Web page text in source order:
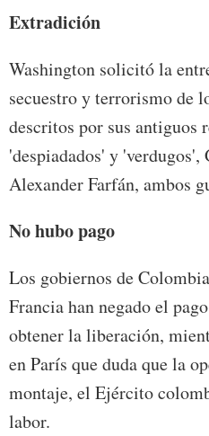
Extradición
Washington solicitó la
secuestro y terrorismo de
descritos por sus antiguos
'despiadados' y
Alexander Farfán, ambos
No hubo pago
Los gobiernos de
Francia han negado el
obtener la liberación,
en París que duda que la
montaje, el Ejército
labor.